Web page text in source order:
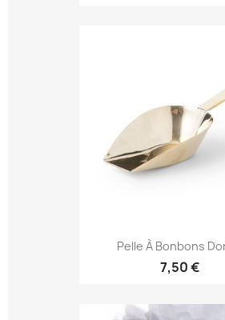
Pelle À Bonbons
7,50 €